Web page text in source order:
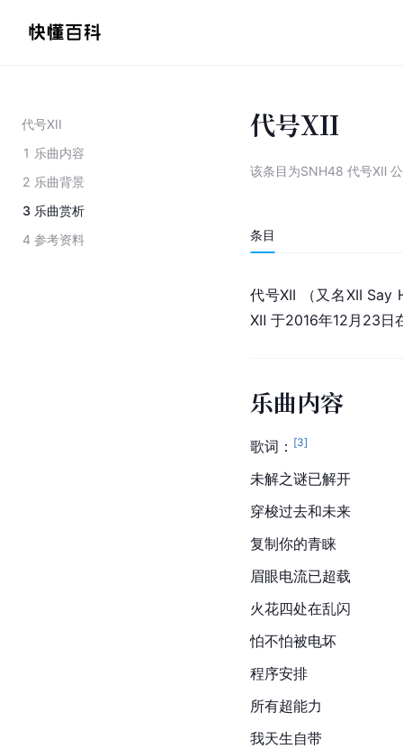
代号XII
1 乐曲内容
2 乐曲背景
3 乐曲赏析
4 参考资料
代号XII
该条目为SNH48 代号XⅡ
条目
代号XII （又名XII Say
XⅡ 于2016年12月23日
乐曲内容
歌词： [3]
未解之谜已解开
穿梭过去和未来
复制你的青睐
眉眼电流已超载
火花四处在乱闪
怕不怕被电坏
程序安排
所有超能力
我天生自带